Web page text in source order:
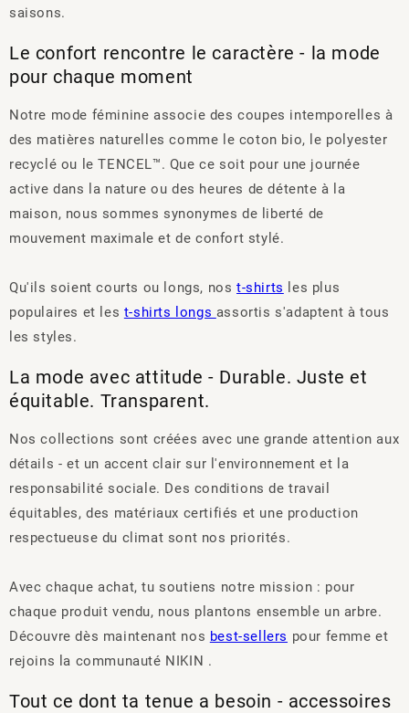
saisons.
Le confort rencontre le caractère - la mode
pour chaque moment
Notre mode féminine associe des coupes intemporelles à
des matières naturelles comme le coton bio, le polyester
recyclé ou le TENCEL™. Que ce soit pour une journée
active dans la nature ou des heures de détente à la
maison, nous sommes synonymes de liberté de
mouvement maximale et de confort stylé.
Qu'ils soient courts ou longs, nost-shirts
les plus
populaires et les t-shirts longs assortis s'adaptent à tous
les styles.
La mode avec attitude - Durable. Juste et
équitable. Transparent.
Nos collections sont créées avec une grande attention aux
détails - et un accent clair sur l'environnement et la
responsabilité sociale. Des conditions de travail
équitables, des matériaux certifiés et une production
respectueuse du climat sont nos priorités.
Avec chaque achat, tu soutiens notre mission : pour
chaque produit vendu, nous plantons ensemble un arbre.
Découvre dès maintenant nos best-sellers pour femme et
rejoins la communauté NIKIN .
Tout ce dont ta tenue a besoin - accessoires